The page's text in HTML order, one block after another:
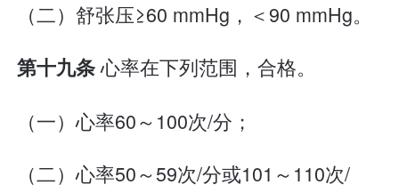
（二）舒张压≥60 mmHg，＜90 mmHg。
第十九条心率在下列范围，合格。
（一）心率60～100次/分；
（二）心率50～59次/分或101～110次/